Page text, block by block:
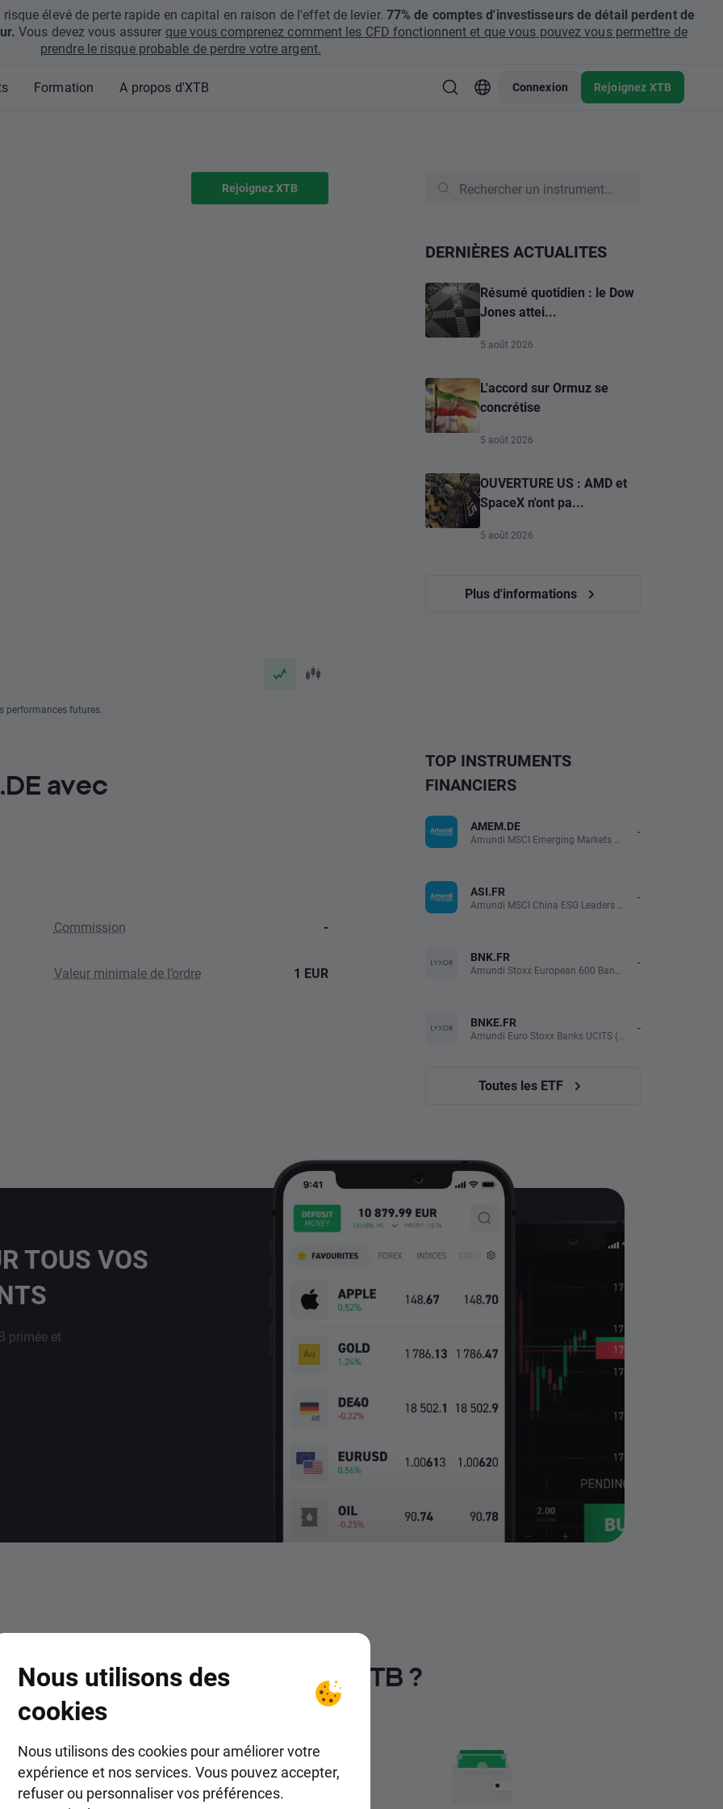
élevé de perte rapide en capital en raison de l'effet de levier. 77% de comptes d'investisseurs de détail perdent de
Vous devez vous assurer que vous comprenez comment les CFD fonctionnent et que vous pouvez vous permettre de
prendre le risque probable de perdre votre argent.
Formation A propos d'XTB Connexion Rejoignez XTB
Rejoignez XTB
performances futures.
DERNIÈRES ACTUALITES
Résumé quotidien : le Dow
Jones attei...
5 août 2026
L'accord sur Ormuz se
concrétise
5 août 2026
OUVERTURE US : AMD et
SpaceX n'ont pa...
5 août 2026
Plus d'informations
avec
Commission -
Valeur minimale de l’ordre 1 EUR
TOP INSTRUMENTS
FINANCIERS
AMEM.DE -
ASI.FR -
BNK.FR -
BNKE.FR -
Toutes les ETF
TOUS VOS
primée et
investir dans ETF chez XTB ?
Nous utilisons des
cookies
Nous utilisons des cookies pour améliorer votre
expérience et nos services. Vous pouvez accepter,
refuser ou personnaliser vos préférences.